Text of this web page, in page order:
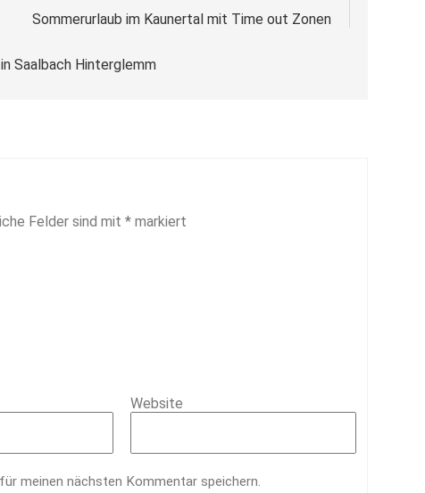
Sommerurlaub im Kaunertal mit Time out Zonen
Saalbach Hinterglemm
Felder sind mit * markiert
Website
meinen nächsten Kommentar speichern.